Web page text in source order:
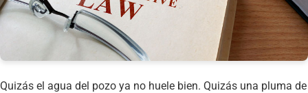
Quizás el agua del pozo ya no huele bien. Quizás una pluma de